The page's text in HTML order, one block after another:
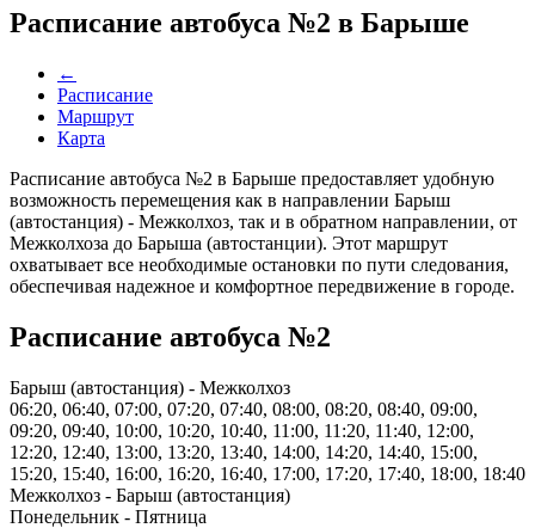
Расписание автобуса №2 в Барыше
←
Расписание
Маршрут
Карта
Расписание автобуса №2 в Барыше предоставляет удобную
возможность перемещения как в направлении Барыш
(автостанция) - Межколхоз, так и в обратном направлении, от
Межколхоза до Барыша (автостанции). Этот маршрут
охватывает все необходимые остановки по пути следования,
обеспечивая надежное и комфортное передвижение в городе.
Расписание автобуса №2
Барыш (автостанция) - Межколхоз
06:20, 06:40, 07:00, 07:20, 07:40, 08:00, 08:20, 08:40, 09:00,
09:20, 09:40, 10:00, 10:20, 10:40, 11:00, 11:20, 11:40, 12:00,
12:20, 12:40, 13:00, 13:20, 13:40, 14:00, 14:20, 14:40, 15:00,
15:20, 15:40, 16:00, 16:20, 16:40, 17:00, 17:20, 17:40, 18:00, 18:40
Межколхоз - Барыш (автостанция)
Понедельник - Пятница